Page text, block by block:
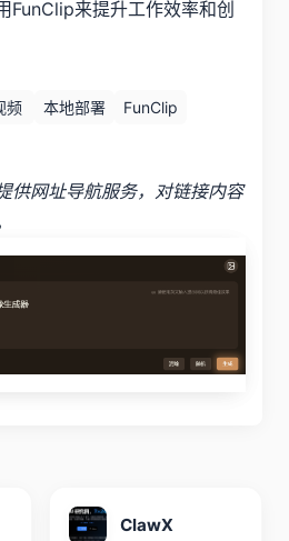
FunClip来提升工作效率和创
频 本地部署
FunClip
供网址导航服务，对链接内容
ClawX